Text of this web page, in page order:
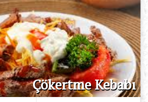
Çökertme Kebabı